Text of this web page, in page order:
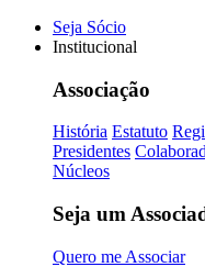
Seja Sócio
Institucional
Associação
História Estatuto
Presidentes
Núcleos
Seja um
Quero me Associar